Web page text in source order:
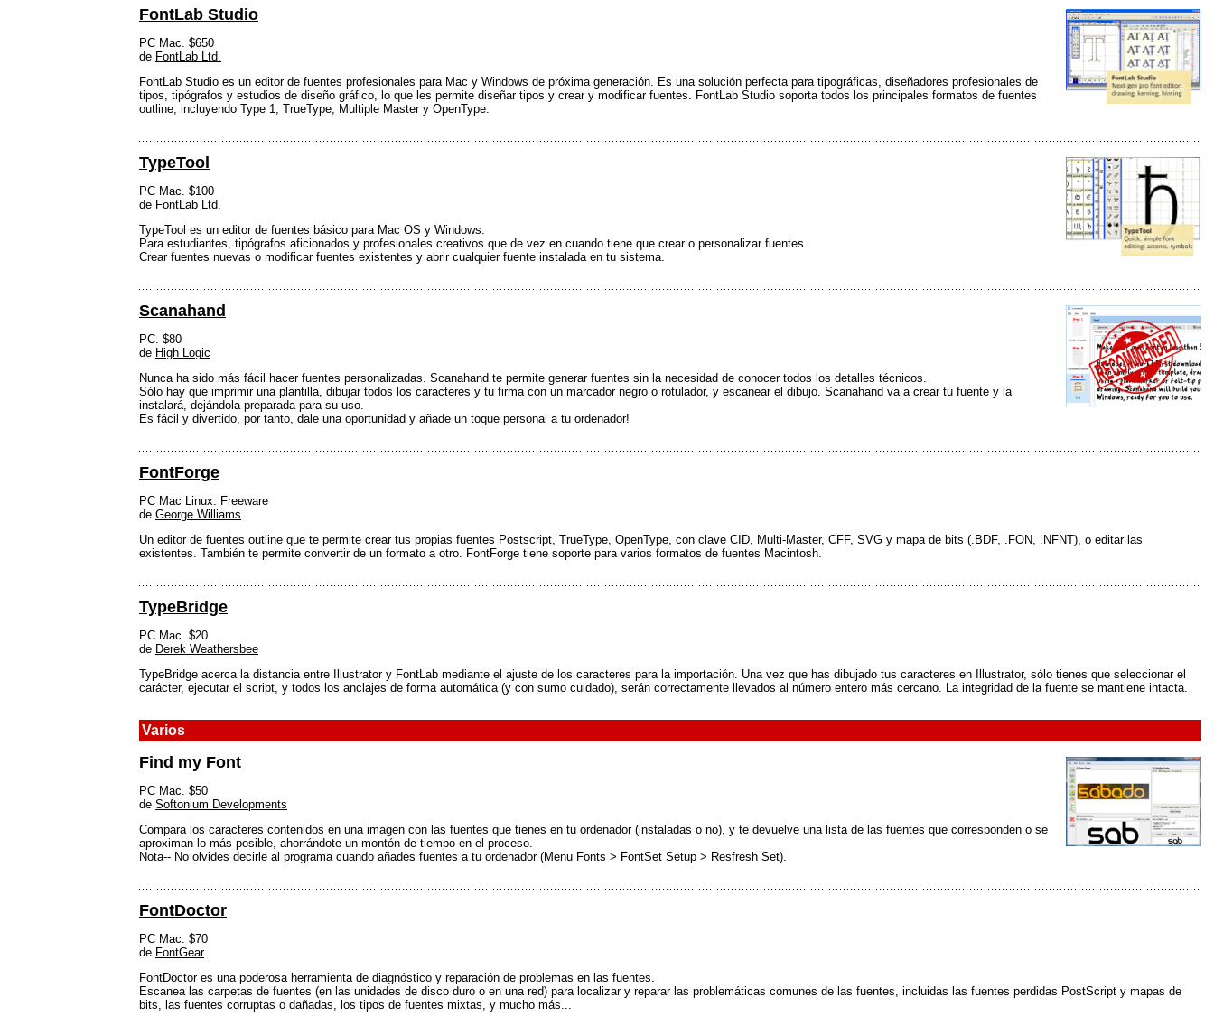
FontLab Studio
PC Mac. $650
de FontLab Ltd.
FontLab Studio es un editor de fuentes profesionales para Mac y Windows de próxima generación. Es una solución perfecta para tipográficas, diseñadores profesionales de
tipos, tipógrafos y estudios de diseño gráfico, lo que les permite diseñar tipos y crear y modificar fuentes. FontLab Studio soporta todos los principales formatos de fuentes
outline, incluyendo Type 1, TrueType, Multiple Master y OpenType.
TypeTool
PC Mac. $100
de FontLab Ltd.
TypeTool es un editor de fuentes básico para Mac OS y Windows.
Para estudiantes, tipógrafos aficionados y profesionales creativos que de vez en cuando tiene que crear o personalizar fuentes.
Crear fuentes nuevas o modificar fuentes existentes y abrir cualquier fuente instalada en tu sistema.
Scanahand
PC. $80
de High Logic
Nunca ha sido más fácil hacer fuentes personalizadas. Scanahand te permite generar fuentes sin la necesidad de conocer todos los detalles técnicos.
Sólo hay que imprimir una plantilla, dibujar todos los caracteres y tu firma con un marcador negro o rotulador, y escanear el dibujo. Scanahand va a crear tu fuente y la
instalará, dejándola preparada para su uso.
Es fácil y divertido, por tanto, dale una oportunidad y añade un toque personal a tu ordenador!
FontForge
PC Mac Linux. Freeware
de George Williams
Un editor de fuentes outline que te permite crear tus propias fuentes Postscript, TrueType, OpenType, con clave CID, Multi-Master, CFF, SVG y mapa de bits (.BDF, .FON, .NFNT), o editar las
existentes. También te permite convertir de un formato a otro. FontForge tiene soporte para varios formatos de fuentes Macintosh.
TypeBridge
PC Mac. $20
de Derek Weathersbee
TypeBridge acerca la distancia entre Illustrator y FontLab mediante el ajuste de los caracteres para la importación. Una vez que has dibujado tus caracteres en Illustrator, sólo tienes que seleccionar el
carácter, ejecutar el script, y todos los anclajes de forma automática (y con sumo cuidado), serán correctamente llevados al número entero más cercano. La integridad de la fuente se mantiene intacta.
Varios
Find my Font
PC Mac. $50
de Softonium Developments
Compara los caracteres contenidos en una imagen con las fuentes que tienes en tu ordenador (instaladas o no), y te devuelve una lista de las fuentes que corresponden o se
aproximan lo más posible, ahorrándote un montón de tiempo en el proceso.
Nota-- No olvides decirle al programa cuando añades fuentes a tu ordenador (Menu Fonts > FontSet Setup > Resfresh Set).
FontDoctor
PC Mac. $70
de FontGear
FontDoctor es una poderosa herramienta de diagnóstico y reparación de problemas en las fuentes.
Escanea las carpetas de fuentes (en las unidades de disco duro o en una red) para localizar y reparar las problemáticas comunes de las fuentes, incluidas las fuentes perdidas PostScript y mapas de
bits, las fuentes corruptas o dañadas, los tipos de fuentes mixtas, y mucho más...